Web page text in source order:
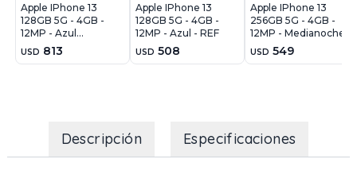
Apple IPhone 13
128GB 5G - 4GB -
12MP - Azul
Medianoche
USD 813
Apple IPhone 13
128GB 5G - 4GB -
12MP - Azul - REF
USD 508
Apple IPhone 13
256GB 5G - 4GB -
12MP - Medianoche -
USD 549
Descripción Especificaciones